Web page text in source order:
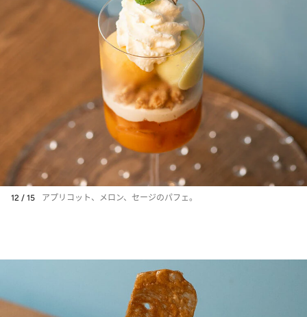
12 / 15 アプリコット、メロン、セージのパフェ。